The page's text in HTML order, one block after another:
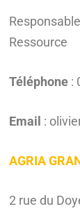
Ressource
Téléphone :
Email :
AGRIA
2 rue du